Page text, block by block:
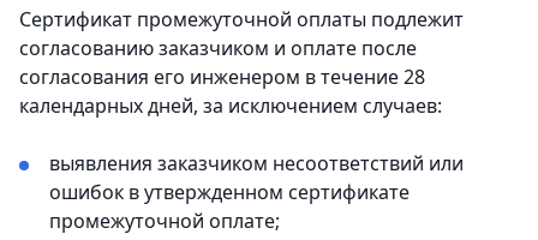
Сертификат промежуточной оплаты подлежит
согласованию заказчиком и оплате после
согласования его инженером в течение 28
календарных дней, за исключением случаев:
выявления заказчиком несоответствий или
ошибок в утвержденном сертификате
промежуточной оплате;